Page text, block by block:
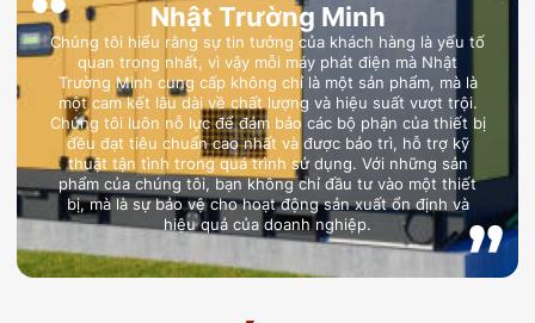
Nhật Trường Minh
Chúng tôi hiểu rằng sự tin tưởng của khách hàng là yếu tố
quan trọng nhất, vì vậy mỗi máy phát điện mà Nhật
Trường Minh cung cấp không chỉ là một sản phẩm, mà là
một cam kết lâu dài về chất lượng và hiệu suất vượt trội.
Chúng tôi luôn nỗ lực để đảm bảo các bộ phận của thiết bị
đều đạt tiêu chuẩn cao nhất và được bảo trì, hỗ trợ kỹ
thuật tận tình trong quá trình sử dụng. Với những sản
phẩm của chúng tôi, bạn không chỉ đầu tư vào một thiết
bị, mà là sự bảo vệ cho hoạt động sản xuất ổn định và
hiệu quả của doanh nghiệp.